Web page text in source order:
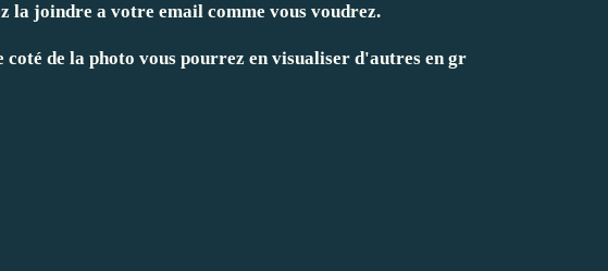
la joindre a votre email comme vous voudrez.
coté de la photo vous pourrez en visualiser d'autres en gr